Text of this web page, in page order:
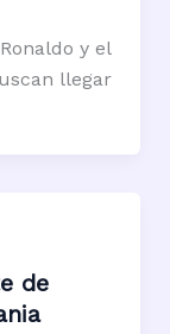
y el
llegar
de